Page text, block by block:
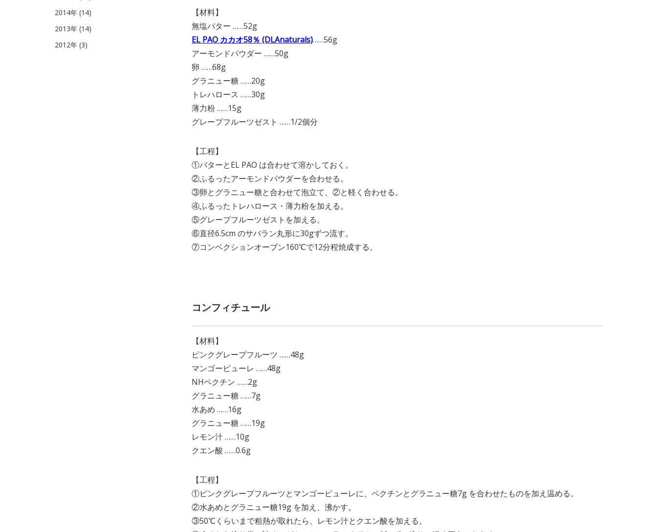
【材料】
無塩バター ……52g
EL PAO カカオ58％ (DLAnaturals)……56g
アーモンドパウダー ……50g
卵 ……68g
グラニュー糖 ……20g
トレハロース ……30g
薄力粉 ……15g
グレープフルーツゼスト ……1/2個分
【工程】
①バターとEL PAO は合わせて溶かしておく。
②ふるったアーモンドパウダーを合わせる。
③卵とグラニュー糖と合わせて泡立て、②と軽く合わせる。
④ふるったトレハロース・薄力粉を加える。
⑤グレープフルーツゼストを加える。
⑥直径6.5cm のサバラン丸形に30gずつ流す。
⑦コンベクションオーブン160℃で12分程焼成する。
コンフィチュール
【材料】
ピンクグレープフルーツ ……48g
マンゴーピューレ ……48g
NHペクチン ……2g
グラニュー糖 ……7g
水あめ ……16g
グラニュー糖 ……19g
レモン汁 ……10g
クエン酸 ……0.6g
【工程】
①ピンクグレープフルーツとマンゴーピューレに、ペクチンとグラニュー糖7g を合わせたものを加え温める。
②水あめとグラニュー糖19g を加え、沸かす。
③50℃くらいまで粗熱が取れたら、レモン汁とクエン酸を加える。
2014年 (14)
2013年 (14)
2012年 (3)